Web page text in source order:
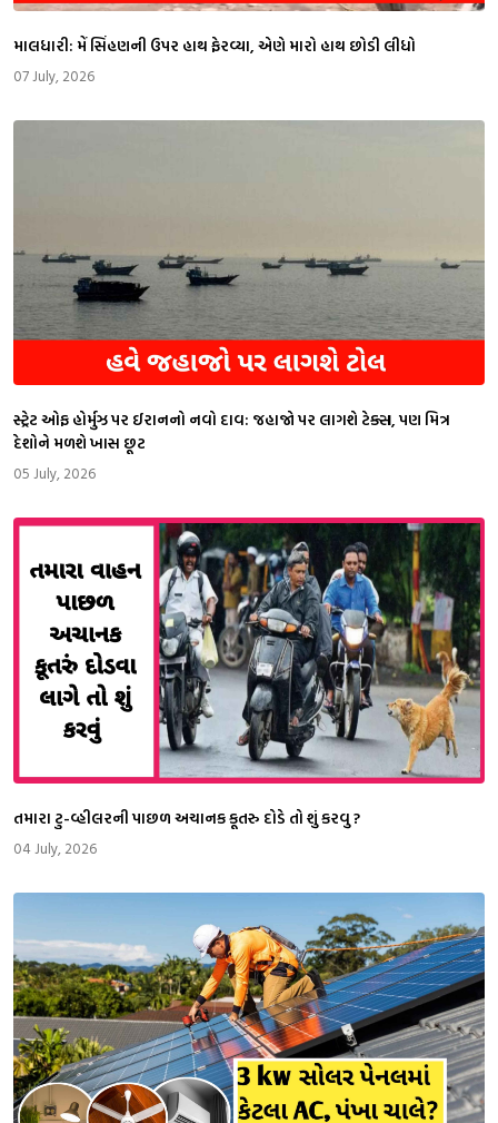
માલધારી: મેં સિંહણની ઉપર હાથ ફેરવ્યા, એણે મારો હાથ છોડી લીધો
07 July, 2026
સ્ટ્રેટ ઓફ હોર્મુઝ પર ઈરાનનો નવો દાવ: જહાજો પર લાગશે ટેક્સ, પણ મિત્ર
દેશોને મળશે ખાસ છૂટ
05 July, 2026
તમારા ટુ-વ્હીલરની પાછળ અચાનક કૂતરુ દોડે તો શું કરવુ ?
04 July, 2026